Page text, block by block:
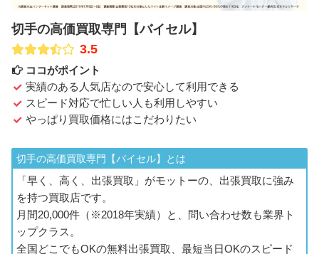
切手の高価買取専門【バイセル】
3.5
ココがポイント
実績のある人気店なので安心して利用できる
スピード対応で忙しい人も利用しやすい
やっぱり買取価格にはこだわりたい
切手の高価買取専門【バイセル】とは
「早く、高く、出張買取」がモットーの、出張買取に強み
を持つ買取店です。
月間20,000件（※2018年実績）と、問い合わせ数も業界ト
ップクラス。
全国どこでもOKの無料出張買取、最短当日OKのスピード